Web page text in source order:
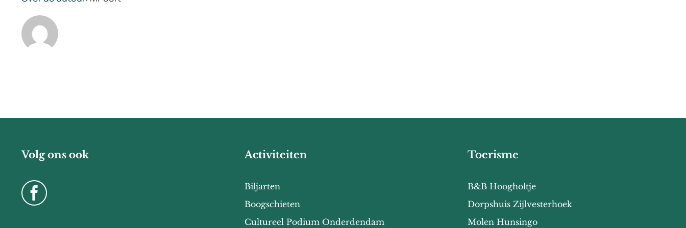
Volg ons ook Activiteiten
Biljarten
Boogschieten
Cultureel Podium Onderdendam
Toerisme
B&B Hoogholtje
Dorpshuis Zijlvesterhoek
Molen Hunsingo